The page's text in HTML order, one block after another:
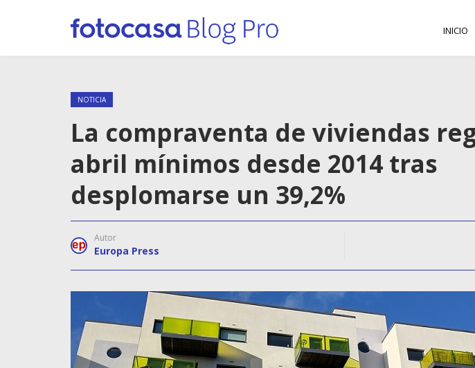
INICIO
NOTICIA
La compraventa de viviendas
abril mínimos desde 2014 tras
desplomarse un 39,2%
Autor
Europa Press